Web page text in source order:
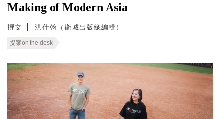
Making of Modern Asia
撰文 洪仕翰（衛城出版總編輯）
提案on the desk